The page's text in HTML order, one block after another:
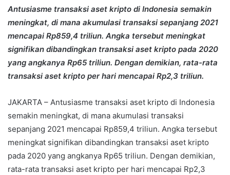
Antusiasme transaksi aset kripto di Indonesia semakin
meningkat, di mana akumulasi transaksi sepanjang 2021
mencapai Rp859,4 triliun. Angka tersebut meningkat
signifikan dibandingkan transaksi aset kripto pada 2020
yang angkanya Rp65 triliun. Dengan demikian, rata-rata
transaksi aset kripto per hari mencapai Rp2,3 triliun.
JAKARTA – Antusiasme transaksi aset kripto di Indonesia
semakin meningkat, di mana akumulasi transaksi
sepanjang 2021 mencapai Rp859,4 triliun. Angka tersebut
meningkat signifikan dibandingkan transaksi aset kripto
pada 2020 yang angkanya Rp65 triliun. Dengan demikian,
rata-rata transaksi aset kripto per hari mencapai Rp2,3